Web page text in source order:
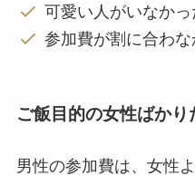
可愛い人がいなかっ
参加費が割に合わな
ご飯目的の女性ばかり
男性の参加費は、女性